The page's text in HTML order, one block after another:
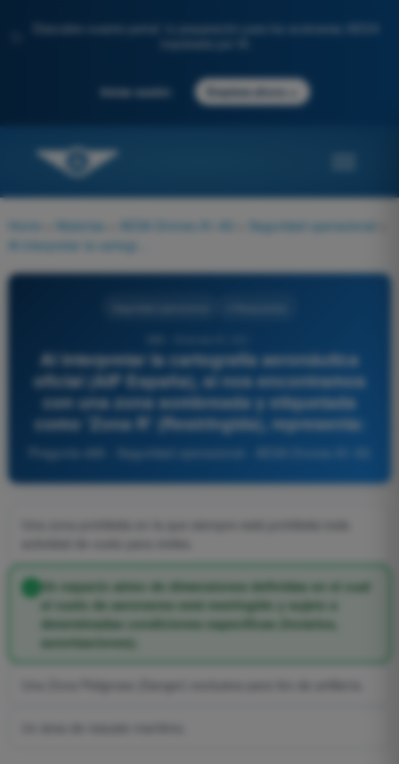
Descubre nuestro portal: tu preparación para los exámenes AESA
Iniciar sesión Empieza ahora
Home Materias AESA Drones A1-A3 Seguridad operacional
Al interpretar la cartografía aeronáutica
oficial (AIP España), si nos encontramos
con una zona sombreada y etiquetada
como 'Zona R' (Restringida), representa:
Un espacio aéreo de dimensiones definidas en el cual
el vuelo de aeronaves está restringido y sujeto a
determinadas condiciones específicas (horarios,
autorizaciones).